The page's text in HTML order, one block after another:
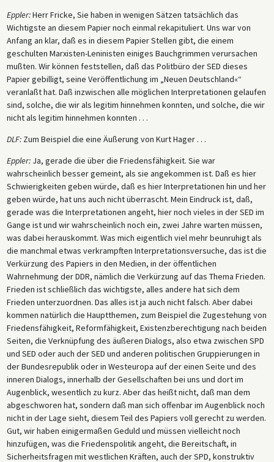
Eppler:Herr Fricke, Sie haben in wenigen Sätzen tatsächlich das
Wichtigste an diesem Papier noch einmal rekapituliert. Uns war von
Anfang an klar, daß es in diesem Papier Stellen gibt, die einem
geschulten Marxisten-Leninisten einiges Bauchgrimmen verursachen
mußten. Wir können feststellen, daß das Politbüro der SED dieses
Papier gebilligt, seine Veröffentlichung im „Neuen Deutschland«“
veranlaßt hat. Daß inzwischen alle möglichen Interpretationen gelaufen
sind, solche, die wir als legitim hinnehmen konnten, und solche, die wir
nicht als legitim hinnehmen konnten . . .
DLF:Zum Beispiel die eine Äußerung von Kurt Hager . . .
Eppler:Ja, gerade die über die Friedensfähigkeit. Sie war
wahrscheinlich besser gemeint, als sie angekommen ist. Daß es hier
Schwierigkeiten geben würde, daß es hier Interpretationen hin und her
geben würde, hat uns auch nicht überrascht. Mein Eindruck ist, daß,
gerade was die Interpretationen angeht, hier noch vieles in der SED im
Gange ist und wir wahrscheinlich noch ein, zwei Jahre warten müssen,
was dabei herauskommt. Was mich eigentlich viel mehr beunruhigt als
die manchmal etwas verkrampften Interpretationsversuche, das ist die
Verkürzung des Papiers in den Medien, in der öffentlichen
Wahrnehmung der DDR, nämlich die Verkürzung auf das Thema Frieden.
Frieden ist schließlich das wichtigste, alles andere hat sich dem
Frieden unterzuordnen. Das alles ist ja auch nicht falsch. Aber dabei
kommen natürlich die Hauptthemen, zum Beispiel die Zugestehung von
Friedensfähigkeit, Reformfähigkeit, Existenzberechtigung nach beiden
Seiten, die Verknüpfung des äußeren Dialogs, also etwa zwischen SPD
und SED oder auch der SED und anderen politischen Gruppierungen in
der Bundesrepublik oder in Westeuropa auf der einen Seite und des
inneren Dialogs, innerhalb der Gesellschaften bei uns und dort im
Augenblick, wesentlich zu kurz. Aber das heißt nicht, daß man dem
abgeschworen hat, sondern daß man sich offenbar im Augenblick noch
nicht in der Lage sieht, diesem Teil des Papiers voll gerecht zu werden.
Gut, wir haben einigermaßen Geduld und müssen vielleicht noch
hinzufügen, was die Friedenspolitik angeht, die Bereitschaft, in
Sicherheitsfragen mit westlichen Kräften, auch der SPD, konstruktiv